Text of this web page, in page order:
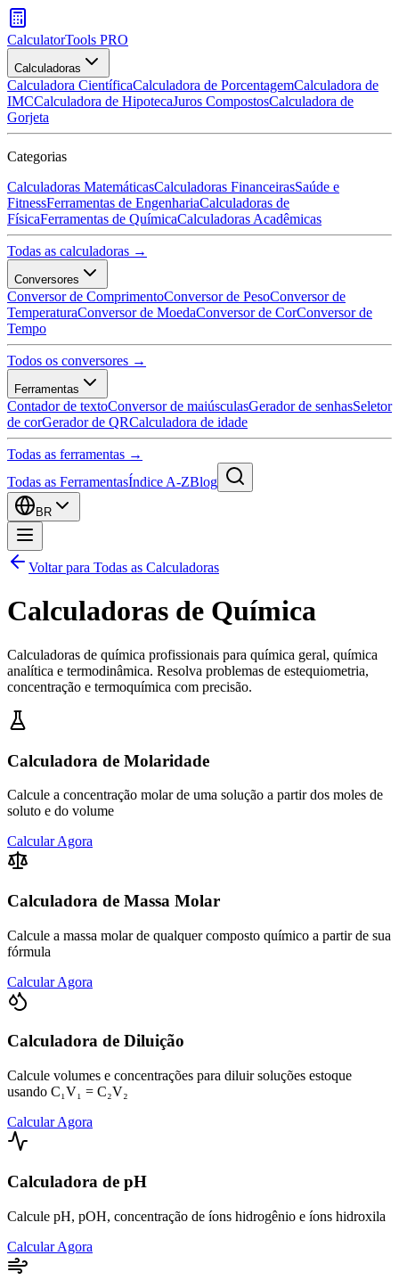
CalculatorTools PRO
Calculadoras
Calculadora CientíficaCalculadora de PorcentagemCalculadora de
IMCCalculadora de HipotecaJuros CompostosCalculadora de
Gorjeta
Categorias
Calculadoras MatemáticasCalculadoras FinanceirasSaúde e
FitnessFerramentas de EngenhariaCalculadoras de
FísicaFerramentas de QuímicaCalculadoras Acadêmicas
Todas as calculadoras →
Conversores
Conversor de ComprimentoConversor de PesoConversor de
TemperaturaConversor de MoedaConversor de CorConversor de
Tempo
Todos os conversores →
Ferramentas
Contador de textoConversor de maiúsculasGerador de senhasSeletor
de corGerador de QRCalculadora de idade
Todas as ferramentas →
Todas as FerramentasÍndice A-ZBlog
BR
Voltar para Todas as Calculadoras
Calculadoras de Química
Calculadoras de química profissionais para química geral, química
analítica e termodinâmica. Resolva problemas de estequiometria,
concentração e termoquímica com precisão.
Calculadora de Molaridade
Calcule a concentração molar de uma solução a partir dos moles de
soluto e do volume
Calcular Agora
Calculadora de Massa Molar
Calcule a massa molar de qualquer composto químico a partir de sua
fórmula
Calcular Agora
Calculadora de Diluição
Calcule volumes e concentrações para diluir soluções estoque
usando C₁V₁ = C₂V₂
Calcular Agora
Calculadora de pH
Calcule pH, pOH, concentração de íons hidrogênio e íons hidroxila
Calcular Agora